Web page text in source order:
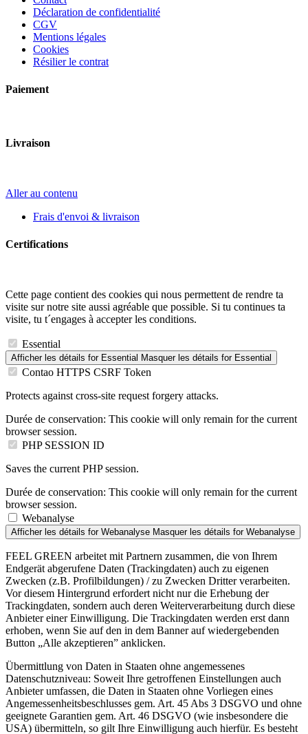
Déclaration de confidentialité
CGV
Mentions légales
Cookies
Résilier le contrat
Paiement
Livraison
Aller au contenu
Frais d'envoi & livraison
Certifications
Cette page contient des cookies qui nous permettent de rendre ta
visite sur notre site aussi agréable que possible. Si tu continues ta
visite, tu t´engages à accepter les conditions.
Essential
Afficher les détails for Essential Masquer les détails for Essential
Contao HTTPS CSRF Token
Protects against cross-site request forgery attacks.
Durée de conservation: This cookie will only remain for the current
browser session.
PHP SESSION ID
Saves the current PHP session.
Durée de conservation: This cookie will only remain for the current
browser session.
Webanalyse
Afficher les détails for Webanalyse Masquer les détails for Webanalyse
FEEL GREEN arbeitet mit Partnern zusammen, die von Ihrem
Endgerät abgerufene Daten (Trackingdaten) auch zu eigenen
Zwecken (z.B. Profilbildungen) / zu Zwecken Dritter verarbeiten.
Vor diesem Hintergrund erfordert nicht nur die Erhebung der
Trackingdaten, sondern auch deren Weiterverarbeitung durch diese
Anbieter einer Einwilligung. Die Trackingdaten werden erst dann
erhoben, wenn Sie auf den in dem Banner auf wiedergebenden
Button „Alle akzeptieren” anklicken.
Übermittlung von Daten in Staaten ohne angemessenes
Datenschutzniveau: Soweit Ihre getroffenen Einstellungen auch
Anbieter umfassen, die Daten in Staaten ohne Vorliegen eines
Angemessenheitsbeschlusses gem. Art. 45 Abs 3 DSGVO und ohne
geeignete Garantien gem. Art. 46 DSGVO (wie insbesondere die
USA) übermitteln, so gilt Ihre Einwilligung auch hierfür. Es besteht